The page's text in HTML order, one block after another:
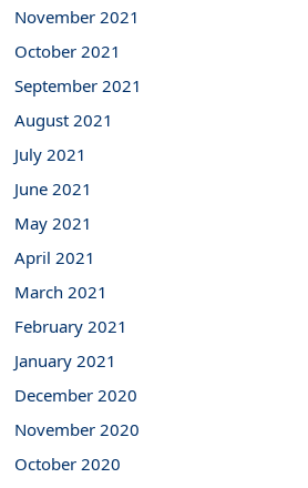
November 2021
October 2021
September 2021
August 2021
July 2021
June 2021
May 2021
April 2021
March 2021
February 2021
January 2021
December 2020
November 2020
October 2020